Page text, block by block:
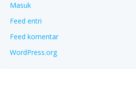
Masuk
Feed entri
Feed komentar
WordPress.org